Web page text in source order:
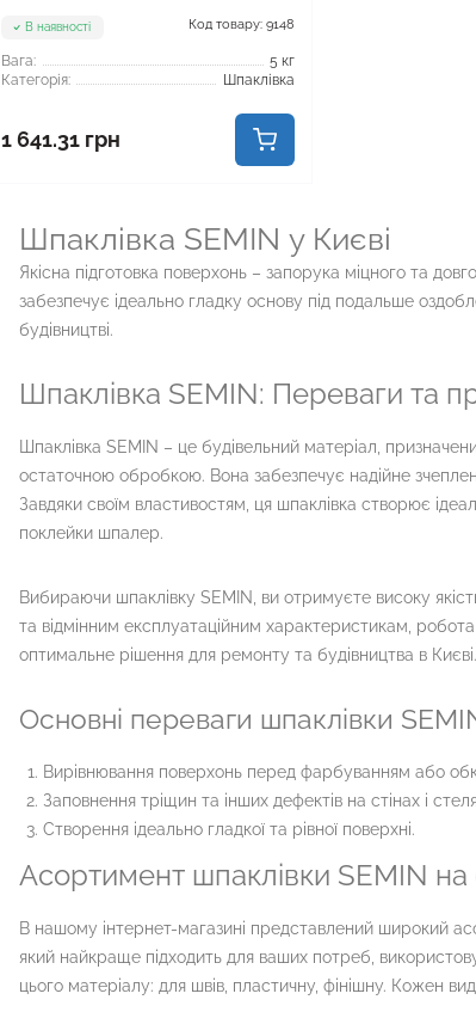
В наявності Код товару: 9148
Вага:
5 кг
Категорія:
Шпаклівка
1 641.31 грн
Шпаклівка SEMIN у Києві
Якісна підготовка поверхонь – запорука міцного та
забезпечує ідеально гладку основу під подальше
будівництві.
Шпаклівка SEMIN: Переваги та
Шпаклівка SEMIN – це будівельний матеріал,
остаточною обробкою. Вона забезпечує надійне
Завдяки своїм властивостям, ця шпаклівка створює
поклейки шпалер.
Вибираючи шпаклівку SEMIN, ви отримуєте високу
та відмінним експлуатаційним характеристикам,
оптимальне рішення для ремонту та будівництва в Києві.
Основні переваги шпаклівки
Вирівнювання поверхонь перед фарбуванням або
Заповнення тріщин та інших дефектів на стінах і
Створення ідеально гладкої та рівної поверхні.
Асортимент шпаклівки SEMIN
В нашому інтернет-магазині представлений широкий
який найкраще підходить для ваших потреб,
цього матеріалу: для швів, пластичну, фінішну. Кожен